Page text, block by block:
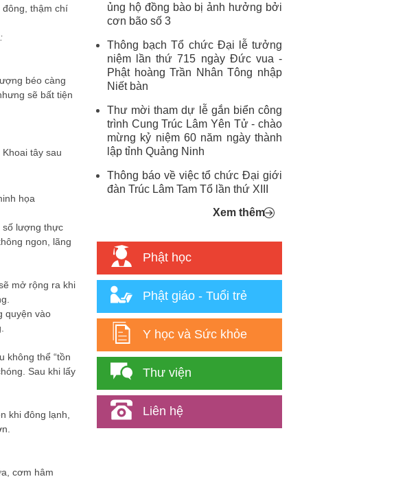
thậm chí
béo càng
sẽ bất tiện
tây sau
họa
số lượng thực
ngon, lãng
mở rộng ra khi
quyện vào
không thể “tồn
Sau khi lấy
khi đông lạnh,
cơm hâm
ủng hộ đồng bào bị ảnh hưởng bởi
cơn bão số 3
Thông bạch Tổ chức Đại lễ tưởng
niệm lần thứ 715 ngày Đức vua -
Phật hoàng Trần Nhân Tông nhập
Niết bàn
Thư mời tham dự lễ gắn biển công
trình Cung Trúc Lâm Yên Tử - chào
mừng kỷ niệm 60 năm ngày thành
lập tỉnh Quảng Ninh
Thông báo về việc tổ chức Đại giới
đàn Trúc Lâm Tam Tổ lần thứ XIII
Xem thêm
Phật học
Phật giáo - Tuổi trẻ
Y học và Sức khỏe
Thư viện
Liên hệ